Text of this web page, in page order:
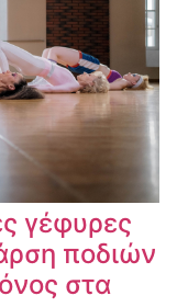
γέφυρες
ποδιών
στα